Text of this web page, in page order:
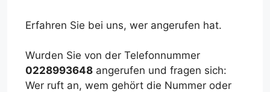
Erfahren Sie bei uns, wer angerufen hat.
Wurden Sie von der Telefonnummer
0228993648 angerufen und fragen sich:
Wer ruft an, wem gehört die Nummer oder